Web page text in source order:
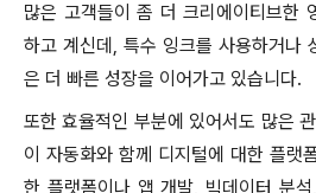
많은 고객들이 좀 더 크리에이티브한
하고 계신데, 특수 잉크를 사용하거나
은 더 빠른 성장을 이어가고 있습니다.
또한 효율적인 부분에 있어서도 많은
이 자동화와 함께 디지털에 대한 플랫
한 플랫폼이나 앱 개발, 빅데이터 분